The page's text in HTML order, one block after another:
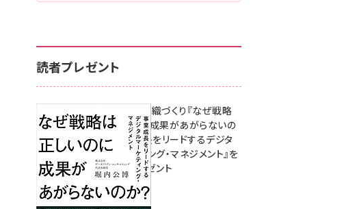
読者プレゼント
成果を生む組織づくり『なぜ戦略
は正しいのに成果があがらないの
か？ 事業成長をリードするデジタ
ルマーケティング・マネジメント』を
3名様にプレゼント
8月7日 10:00